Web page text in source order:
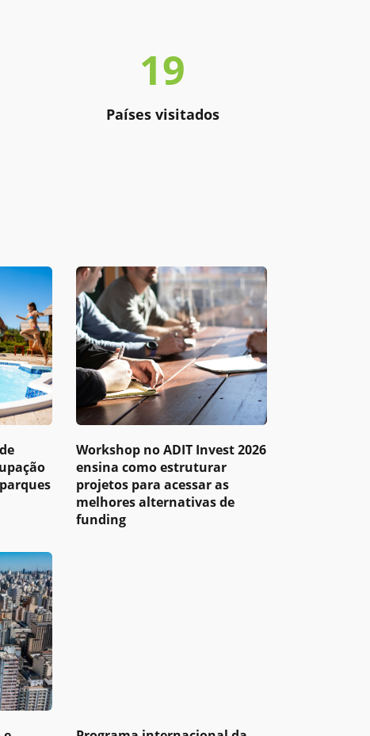
19
Países visitados
Workshop no ADIT Invest 2026
ensina como estruturar
projetos para acessar as
melhores alternativas de
funding